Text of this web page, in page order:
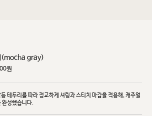
(mocha gray)
원
테두리를 따라 정교하게 셔링과 스티치 마감을 적용해, 캐주얼
완성했습니다.